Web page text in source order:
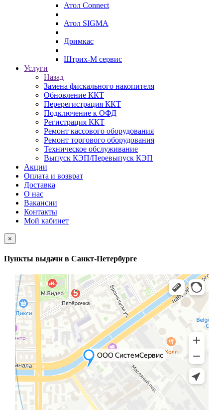
Атол Connect
Атол SIGMA
Дримкас
Штрих-М сервис
Услуги
Назад
Замена фискального накопителя
Обновление ККТ
Перерегистрация ККТ
Подключение к ОФД
Регистрация ККТ
Ремонт кассового оборудования
Ремонт торгового оборудования
Техническое обслуживание
Выпуск КЭП/Перевыпуск КЭП
Акции
Оплата и возврат
Доставка
О нас
Вакансии
Контакты
Мой кабинет
×
Пункты выдачи в Санкт-Петербурге